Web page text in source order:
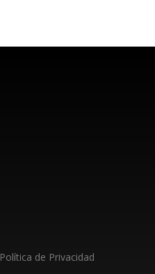
Política de Privacidad